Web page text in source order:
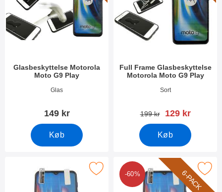
Glasbeskyttelse Motorola
Moto G9 Play
Varenr 37602Glas
149 kr
Køb
Full Frame Glasbeskyttelse
Motorola Moto G9 Play
Varenr 37950Sort
pris
199 kr pris
129 kr
Køb
skærmbeskyttelse Motorola Moto G9 Play som favorit
6-PACK
-60%
Marker 6-Pack Skærmbeskyttelse